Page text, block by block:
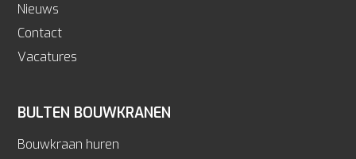
Nieuws
Contact
Vacatures
BULTEN BOUWKRANEN
Bouwkraan huren